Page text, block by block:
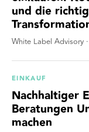
und die
White Label Advisory ·
EINKAUF
Nachhaltiger
Beratungen
machen